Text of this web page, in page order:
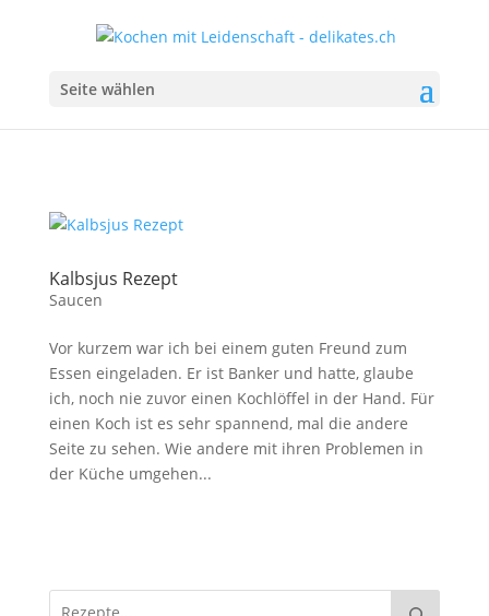
Seite wählen
Kalbsjus Rezept
Saucen
Vor kurzem war ich bei einem guten Freund zum
Essen eingeladen. Er ist Banker und hatte, glaube
ich, noch nie zuvor einen Kochlöffel in der Hand. Für
einen Koch ist es sehr spannend, mal die andere
Seite zu sehen. Wie andere mit ihren Problemen in
der Küche umgehen...